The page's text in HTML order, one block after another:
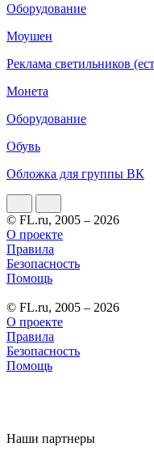
Оборудование
Моушен
Реклама светильников
Монета
Оборудование
Обувь
Обложка для группы ВК
© FL.ru, 2005 – 2026
О проекте
Правила
Безопасность
Помощь
© FL.ru, 2005 – 2026
О проекте
Правила
Безопасность
Помощь
Наши партнеры